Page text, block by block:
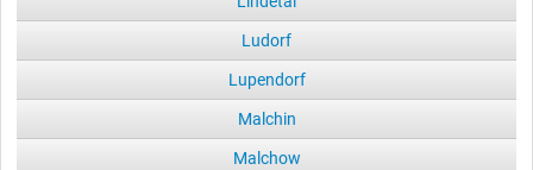
Ludorf
Lupendorf
Malchin
Malchow